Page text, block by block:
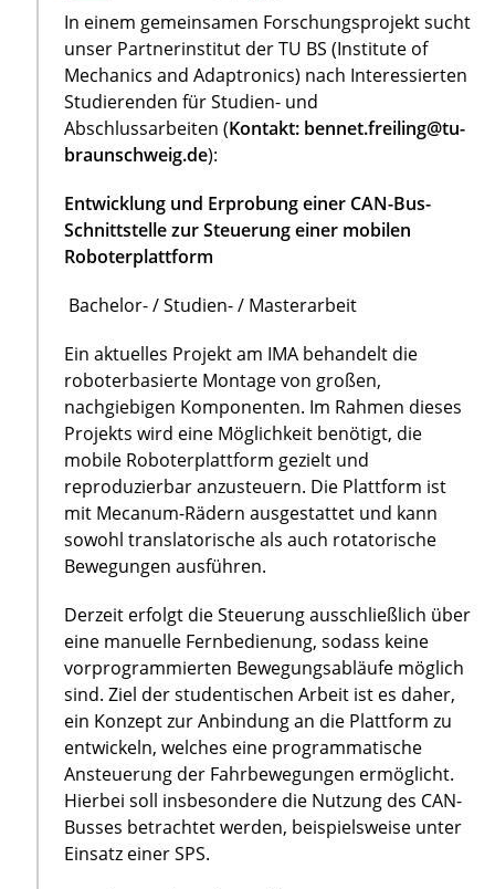
In einem gemeinsamen Forschungsprojekt sucht
unser Partnerinstitut der TU BS (Institute of
Mechanics and Adaptronics) nach Interessierten
Studierenden für Studien- und
Abschlussarbeiten (Kontakt: bennet.freiling@tu-
braunschweig.de):
Entwicklung und Erprobung einer CAN-Bus-
Schnittstelle zur Steuerung einer mobilen
Roboterplattform
Bachelor- / Studien- / Masterarbeit
Ein aktuelles Projekt am IMA behandelt die
roboterbasierte Montage von großen,
nachgiebigen Komponenten. Im Rahmen dieses
Projekts wird eine Möglichkeit benötigt, die
mobile Roboterplattform gezielt und
reproduzierbar anzusteuern. Die Plattform ist
mit Mecanum-Rädern ausgestattet und kann
sowohl translatorische als auch rotatorische
Bewegungen ausführen.
Derzeit erfolgt die Steuerung ausschließlich über
eine manuelle Fernbedienung, sodass keine
vorprogrammierten Bewegungsabläufe möglich
sind. Ziel der studentischen Arbeit ist es daher,
ein Konzept zur Anbindung an die Plattform zu
entwickeln, welches eine programmatische
Ansteuerung der Fahrbewegungen ermöglicht.
Hierbei soll insbesondere die Nutzung des CAN-
Busses betrachtet werden, beispielsweise unter
Einsatz einer SPS.